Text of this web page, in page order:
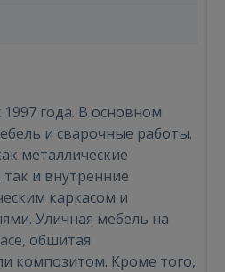
года. В основном
и сварочные работы.
металлические
и внутренние
каркасом и
Уличная мебель на
обшитая
композитом. Кроме того,